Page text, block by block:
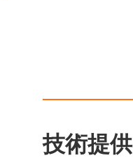
技術提供